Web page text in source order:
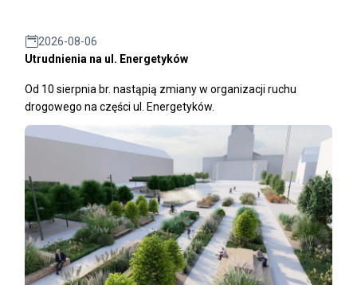
2026-08-06
Utrudnienia na ul. Energetyków
Od 10 sierpnia br. nastąpią zmiany w organizacji ruchu
drogowego na części ul. Energetyków.